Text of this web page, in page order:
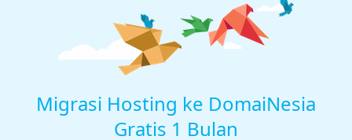
Migrasi Hosting ke DomaiNesia
Gratis 1 Bulan